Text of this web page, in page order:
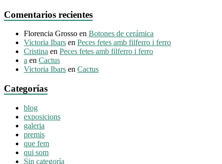
Comentarios recientes
Florencia Grosso en Botones de cerámica
Victoria Ibars en Peces fetes amb filferro i ferro
Cristina en Peces fetes amb filferro i ferro
a en Cactus
Victoria Ibars en Cactus
Categorías
blog
exposicions
galeria
premis
que fem
qui som
Sin categoría